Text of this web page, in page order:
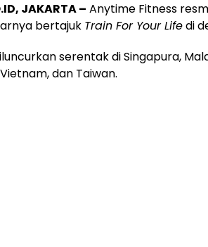
JAKARTA – Anytime Fitness
bertajuk Train For Your Lifedi
serentak di Singapura,
dan Taiwan.